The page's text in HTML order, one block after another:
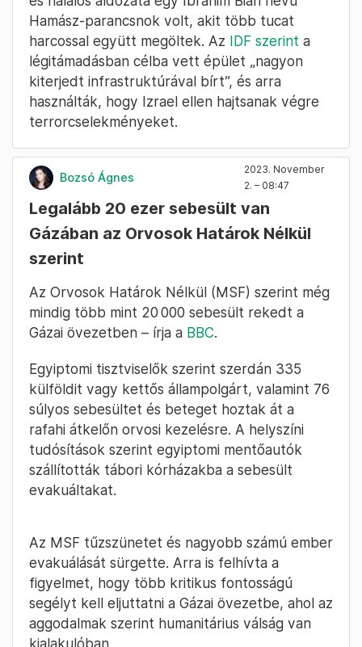
Fotó: Mohammed Al-Masri / Reuters
A keddi és szerdai csapásokban több épület is
megsemmisült. Izrael szerint a csapás célpontja
és halálos áldozata egy Ibrahim Biari nevű
Hamász-parancsnok volt, akit több tucat
harcossal együtt megöltek. AzIDF szerinta
légitámadásban célba vett épület „nagyon
kiterjedt infrastruktúrával bírt”, és arra
használták, hogy Izrael ellen hajtsanak végre
terrorcselekményeket.
Bozsó Ágnes
2023. November
2. – 08:47
Legalább 20 ezer sebesült van
Gázában az Orvosok Határok Nélkül
szerint
Az Orvosok Határok Nélkül (MSF) szerint még
Gázai övezetben – írja aBBC.
Egyiptomi tisztviselők szerint szerdán 335
külföldit vagy kettős állampolgárt, valamint 76
súlyos sebesültet és beteget hoztak át a
rafahi átkelőn orvosi kezelésre. A helyszíni